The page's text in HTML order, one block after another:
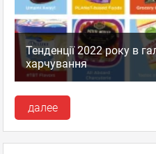
Тенденції 2022 року в
харчування
далее